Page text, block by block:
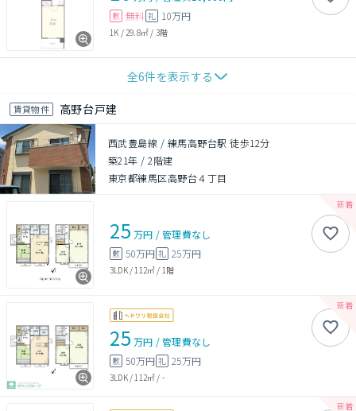
敷 無料 礼 10万円
1K / 29.8㎡ / 3階
全6件を表示する
賃貸物件 高野台戸建
西武豊島線 / 練馬高野台駅 徒歩12分
築21年 /2階建
東京都練馬区高野台４丁目
25 万円 /管理費なし
敷 50万円 礼 25万円
3LDK/ 112㎡ / 1階
25 万円 /管理費なし
敷 50万円 礼 25万円
3LDK/112㎡ / -